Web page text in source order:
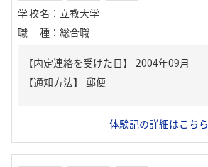
学校名 ： 立教大学
職種 ： 総合職
【内定連絡を受けた日】
2004年09月
【通知方法】
郵便
体験記の詳細はこちら